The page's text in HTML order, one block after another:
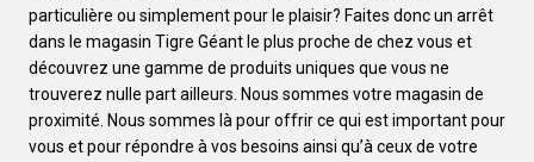
particulière ou simplement pour le plaisir? Faites donc un arrêt
dans le magasin Tigre Géant le plus proche de chez vous et
découvrez une gamme de produits uniques que vous ne
trouverez nulle part ailleurs. Nous sommes votre magasin de
proximité. Nous sommes là pour offrir ce qui est important pour
vous et pour répondre à vos besoins ainsi qu’à ceux de votre